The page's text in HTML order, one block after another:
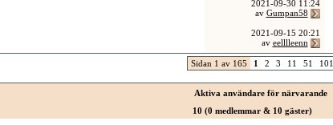
2021-09-30 11:24
av Gumpan58
2021-09-15 20:21
av eelllleenn
Sidan 1 av 165 1 2 3 11 51 101
Aktiva användare för närvarande
10 (0 medlemmar & 10 gäster)